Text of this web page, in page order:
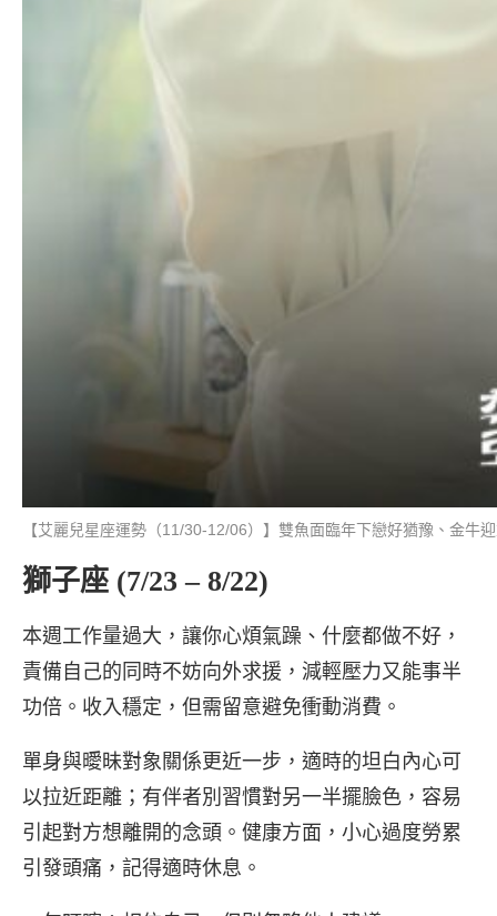
【艾麗兒星座運勢（11/30-12/06）】雙魚面臨年下戀好猶豫、金牛
獅子座 (7/23 – 8/22)
本週工作量過大，讓你心煩氣躁、什麼都做不好，
責備自己的同時不妨向外求援，減輕壓力又能事半
功倍。收入穩定，但需留意避免衝動消費。
單身與曖昧對象關係更近一步，適時的坦白內心可
以拉近距離；有伴者別習慣對另一半擺臉色，容易
引起對方想離開的念頭。健康方面，小心過度勞累
引發頭痛，記得適時休息。